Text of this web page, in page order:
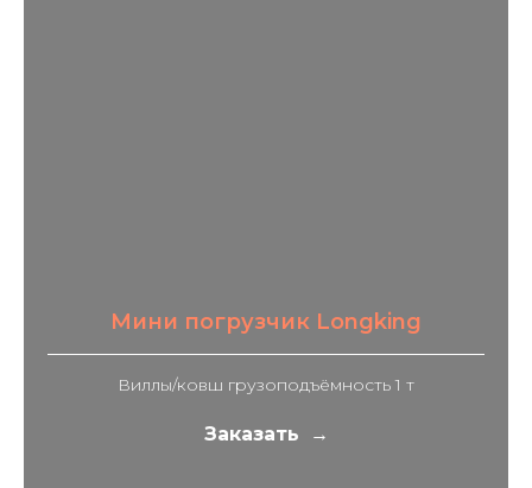
Мини погрузчик Longking
Виллы/ковш грузоподъёмность 1 т
Заказать